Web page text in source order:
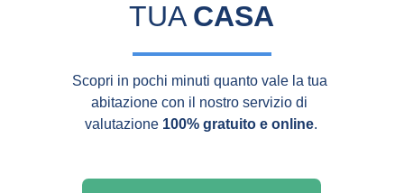
TUA CASA
Scopri in pochi minuti quanto vale la tua
abitazione con il nostro servizio di
valutazione 100% gratuito e online.